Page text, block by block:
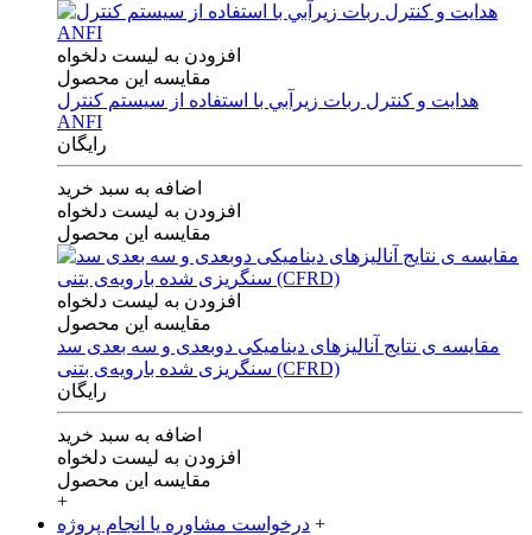
افزودن به لیست دلخواه
مقایسه این محصول
هدايت و كنترل ربات زيرآبي با استفاده از سيستم كنترل
ANFI
رایگان
اضافه به سبد خرید
افزودن به لیست دلخواه
مقایسه این محصول
افزودن به لیست دلخواه
مقایسه این محصول
مقایسه ی‌ نتایج آنالیزهای‌ دینامیکی‌ دوبعدی‌ و‌ سه بعدی‌ سد
سنگریزی‌ شده با‌رویه‌ی‌ بتنی‌ (CFRD)
رایگان
اضافه به سبد خرید
افزودن به لیست دلخواه
مقایسه این محصول
+
درخواست مشاوره یا انجام پروژه +